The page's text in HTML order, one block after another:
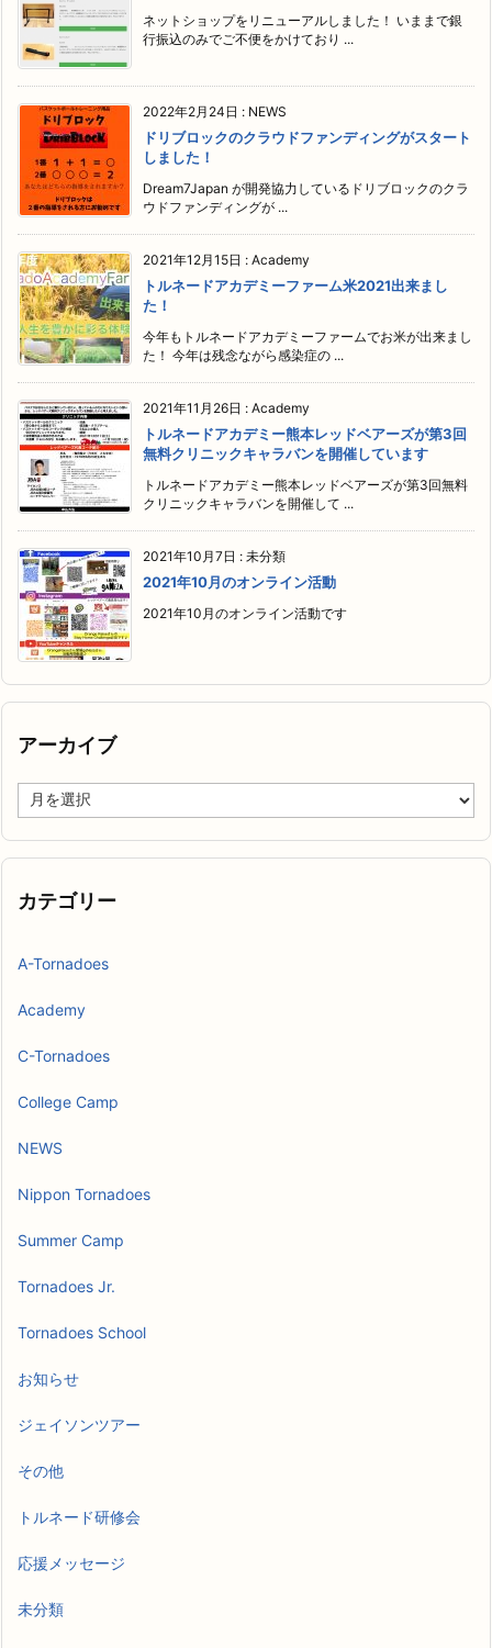
ネットショップをリニューアルしました！ いままで銀
行振込のみでご不便をかけており ...
2022年2月24日 : NEWS
ドリブロックのクラウドファンディングがスタート
しました！
Dream7Japan が開発協力しているドリブロックのクラ
ウドファンディングが ...
2021年12月15日 : Academy
トルネードアカデミーファーム米2021出来まし
た！
今年もトルネードアカデミーファームでお米が出来まし
た！ 今年は残念ながら感染症の ...
2021年11月26日 : Academy
トルネードアカデミー熊本レッドベアーズが第3回
無料クリニックキャラバンを開催しています
トルネードアカデミー熊本レッドベアーズが第3回無料
クリニックキャラバンを開催して ...
2021年10月7日 : 未分類
2021年10月のオンライン活動
2021年10月のオンライン活動です
アーカイブ
ー
イ
カテゴリー
A-Tornadoes
Academy
C-Tornadoes
College Camp
NEWS
Nippon Tornadoes
Summer Camp
Tornadoes Jr.
Tornadoes School
お知らせ
ジェイソンツアー
その他
トルネード研修会
応援メッセージ
未分類